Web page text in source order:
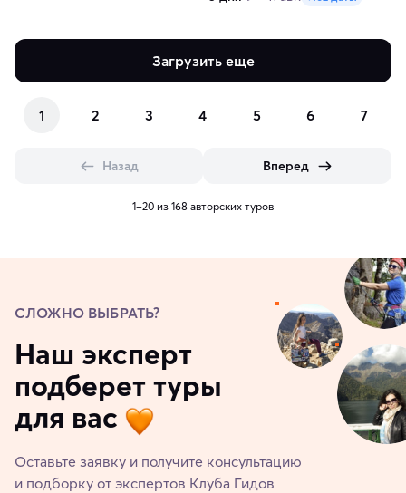
Загрузить еще
1 2 3 4 5 6 7
Назад Вперед
1–20 из 168 авторских туров
СЛОЖНО ВЫБРАТЬ?
Наш эксперт
подберет туры
для вас
Оставьте заявку и получите консультацию
и подборку от экспертов Клуба Гидов